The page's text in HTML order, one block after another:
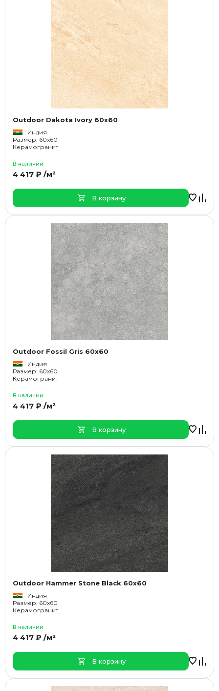
Outdoor Dakota Ivory 60x60
Индия
Размер: 60x60
Керамогранит
В наличии
4 417 ₽ /м²
В корзину
Outdoor Fossil Gris 60x60
Индия
Размер: 60x60
Керамогранит
В наличии
4 417 ₽ /м²
В корзину
Outdoor Hammer Stone Black 60x60
Индия
Размер: 60x60
Керамогранит
В наличии
4 417 ₽ /м²
В корзину